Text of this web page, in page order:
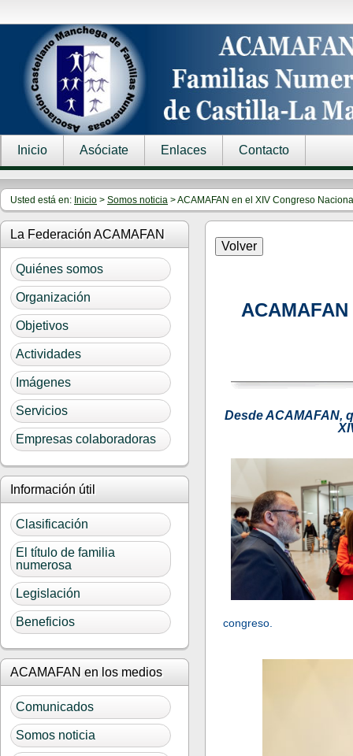
Inicio Asóciate Enlaces Contacto
Usted está en: Inicio > Somos noticia > ACAMAFAN en el XIV Congreso
La Federación ACAMAFAN
Quiénes somos
Organización
Objetivos
Actividades
Imágenes
Servicios
Empresas colaboradoras
Información útil
Clasificación
El título de familia
numerosa
Legislación
Beneficios
ACAMAFAN en los medios
Comunicados
Somos noticia
Desde ACAMAFAN,
congreso.